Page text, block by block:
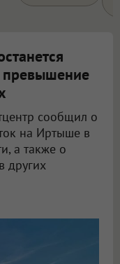
превышение
сообщил о
на Иртыше в
а также о
других